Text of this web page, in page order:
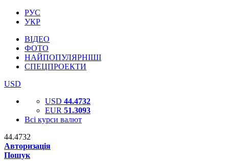
РУС
УКР
ВІДЕО
ФОТО
НАЙПОПУЛЯРНІШІ
СПЕЦПРОЕКТИ
USD
USD 44.4732
EUR 51.3093
Всі курси валют
44.4732
Авторизація
Пошук